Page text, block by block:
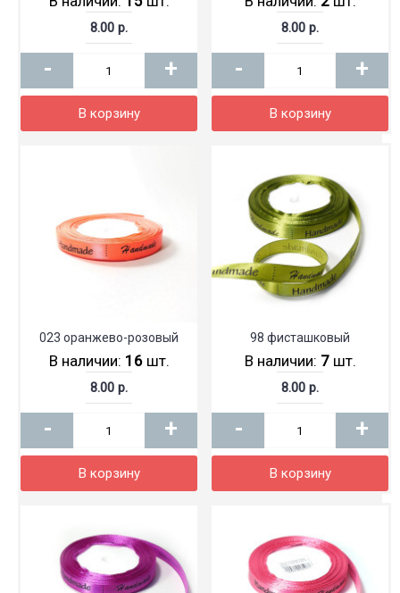
8.00 р.
- +
В корзину
8.00 р.
- +
В корзину
023 оранжево-розовый
В наличии: 16шт.
8.00 р.
- +
В корзину
98 фисташковый
В наличии: 7шт.
8.00 р.
- +
В корзину